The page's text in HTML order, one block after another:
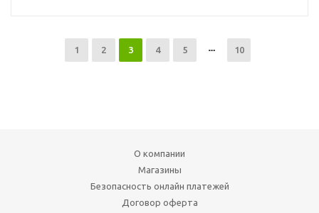
1 2 3 4 5 10
О компании
Магазины
Безопасность онлайн платежей
Договор оферта